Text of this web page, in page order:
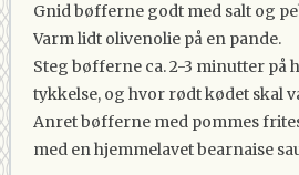
Gnid bøfferne godt med salt og
Varm lidt olivenolie på en pande.
Steg bøfferne ca. 2-3 minutter på
tykkelse, og hvor rødt kødet skal
Anret bøfferne med pommes
med en hjemmelavet bearnaise